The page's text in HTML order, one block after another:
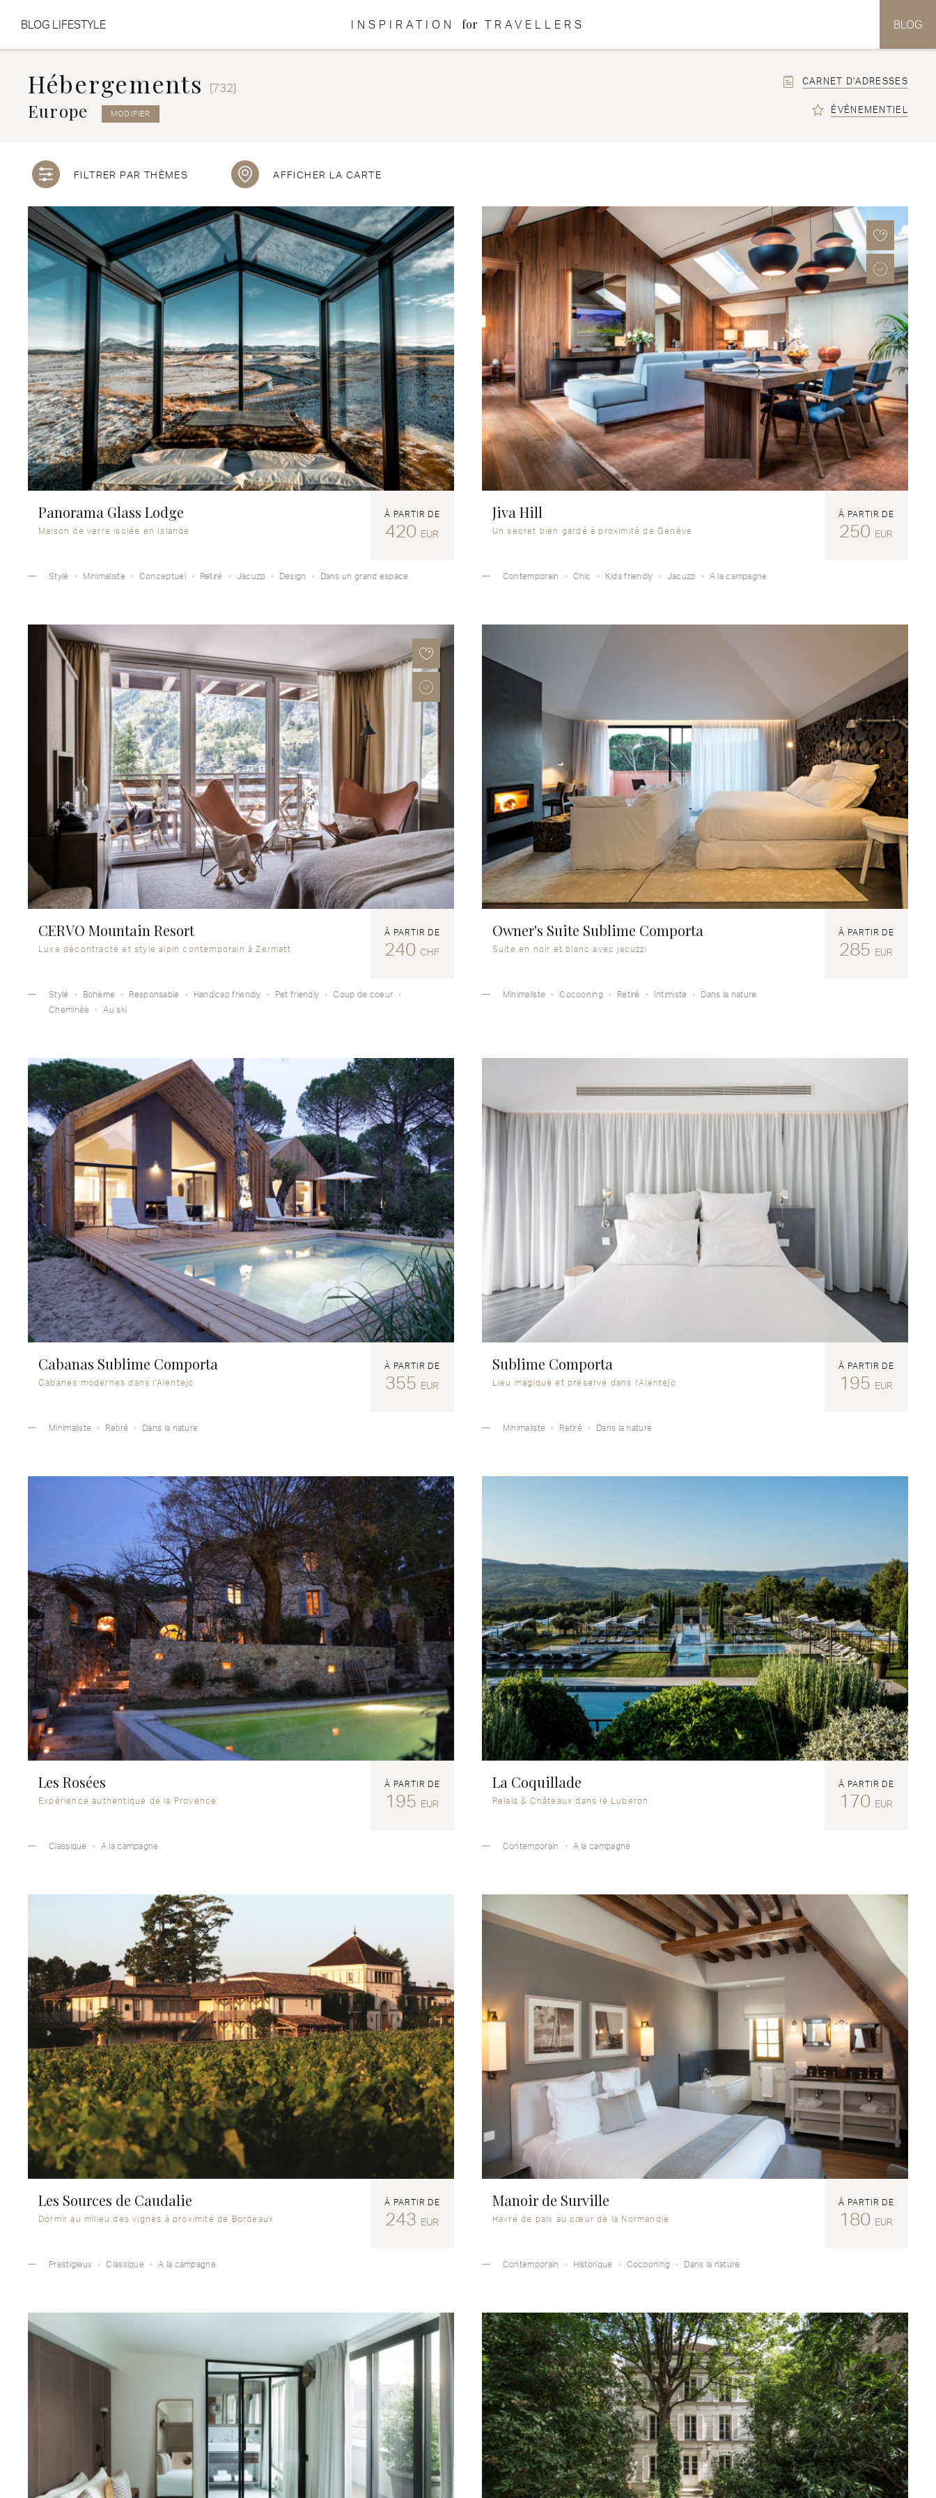
Aller au contenu
Aller au menu
INSPIRATION for TRAVELLERS
BLOG LIFESTYLE BLOG
Hébergements [732]
Europe MODIFIER
CARNET D'ADRESSES
ÉVÉNEMENTIEL
FILTRER PAR THÈMES AFFICHER LA CARTE
Panorama Glass Lodge
Maison de verre isolée en Islande
À PARTIR DE
420 EUR
Stylé Minimaliste Conceptuel Retiré Jacuzzi Design Dans un grand espace
Jiva Hill
Un secret bien gardé à proximité de Genève
À PARTIR DE
250 EUR
Contemporain Chic Kids friendly Jacuzzi A la campagne
CERVO Mountain Resort
Luxe décontracté et style alpin contemporain à Zermatt
À PARTIR DE
240 CHF
Stylé Bohème Responsable Handicap friendly Pet friendly
Coup de coeur
Cheminée
Au ski
Owner's Suite Sublime Comporta
Suite en noir et blanc avec jacuzzi
À PARTIR DE
285 EUR
Minimaliste Cocooning Retiré Intimiste Dans la nature
Cabanas Sublime Comporta
Cabanes modernes dans l'Alentejo
À PARTIR DE
355 EUR
Minimaliste Retiré Dans la nature
Sublime Comporta
Lieu magique et préservé dans l'Alentejo
À PARTIR DE
195 EUR
Minimaliste Retiré Dans la nature
Les Rosées
Expérience authentique de la Provence
À PARTIR DE
195 EUR
Classique A la campagne
La Coquillade
Relais & Châteaux dans le Luberon
À PARTIR DE
170 EUR
Contemporain A la campagne
Les Sources de Caudalie
Dormir au milieu des vignes à proximité de Bordeaux
À PARTIR DE
243 EUR
Prestigieux Classique A la campagne
Manoir de Surville
Havre de paix au cœur de la Normandie
À PARTIR DE
180 EUR
Contemporain Historique Cocooning Dans la nature